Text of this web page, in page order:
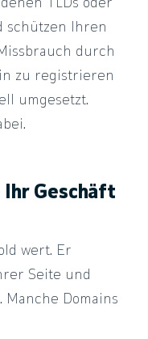
TLDs oder
schützen Ihren
durch
zu registrieren
umgesetzt.
Ihr Geschäft
wert. Er
Seite und
Manche Domains